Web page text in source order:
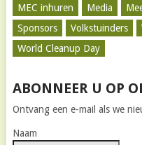
MEC inhuren
Media
Sponsors
Volkstuinders
World Cleanup Day
ABONNEER U OP
Ontvang een e-mail als we
Naam